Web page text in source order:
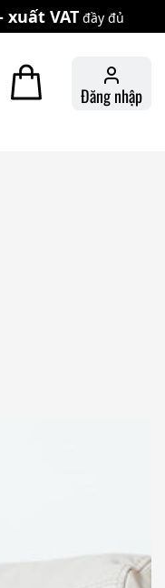
xuất VAT đầy đủ
Đăng nhập